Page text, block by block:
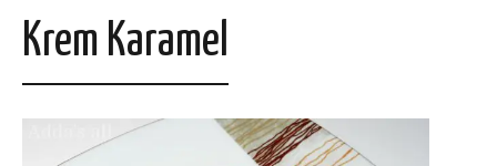
Krem Karamel